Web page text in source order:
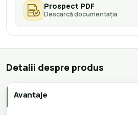
Prospect PDF
Descarcă documentația
Detalii despre produs
Avantaje